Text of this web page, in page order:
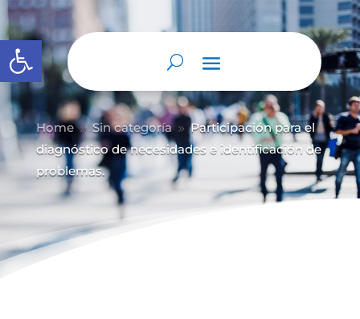
Abrir barra de herramientas
Home 9 Sin categoría 9 Participación para el
diagnóstico de necesidades e identificación de
problemas.